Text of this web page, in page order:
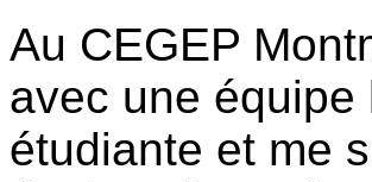
Au CEGEP
avec une équipe
étudiante et me